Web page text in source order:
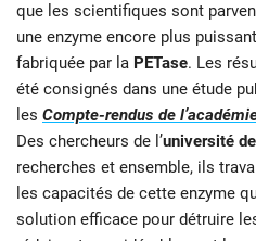
que les scientifiques sont
une enzyme encore plus
fabriquée par la PETase. Les
été consignés dans une étude
les Compte-rendus de
Des chercheurs de l’université
recherches et ensemble, ils
les capacités de cette enzyme
solution efficace pour détruire